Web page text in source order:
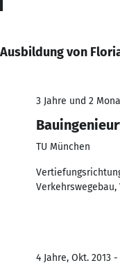
Ausbildung von
3 Jahre und 2
TU München
4 Jahre, Okt. 2013 -